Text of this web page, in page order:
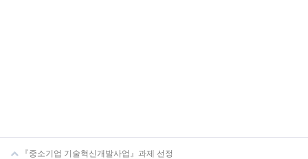
『중소기업 기술혁신개발사업』과제 선정